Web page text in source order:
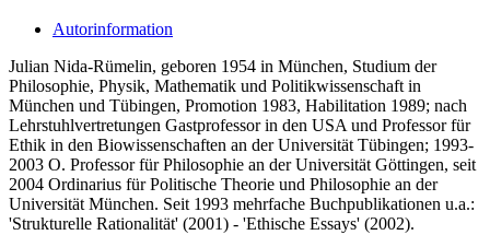
Autorinformation
Julian Nida-Rümelin, geboren 1954 in München, Studium der
Philosophie, Physik, Mathematik und Politikwissenschaft in
München und Tübingen, Promotion 1983, Habilitation 1989; nach
Lehrstuhlvertretungen Gastprofessor in den USA und Professor für
Ethik in den Biowissenschaften an der Universität Tübingen; 1993-
2003 O. Professor für Philosophie an der Universität Göttingen, seit
2004 Ordinarius für Politische Theorie und Philosophie an der
Universität München. Seit 1993 mehrfache Buchpublikationen u.a.:
'Strukturelle Rationalität' (2001) - 'Ethische Essays' (2002).